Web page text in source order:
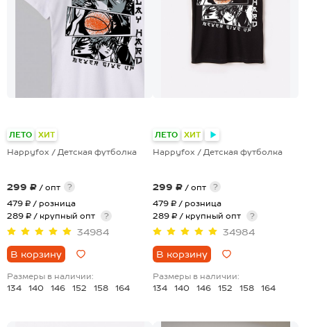
ЛЕТО ХИТ
Happyfox / Детская футболка
299 ₽ / опт
?
479 ₽ / розница
289 ₽ / крупный опт
?
34984
В корзину
Размеры в наличии:
134
140 146 152 158 164
ЛЕТО ХИТ
Happyfox / Детская футболка
299 ₽ / опт
?
479 ₽ / розница
289 ₽ / крупный опт
?
34984
В корзину
Размеры в наличии:
134
140 146 152 158 164